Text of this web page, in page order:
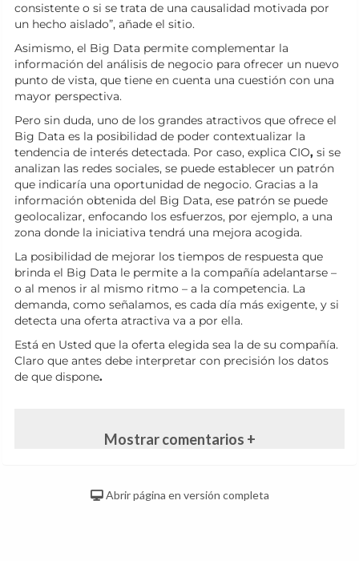
consistente o si se trata de una causalidad motivada por
un hecho aislado”, añade el sitio.
Asimismo, el Big Data permite complementar la
información del análisis de negocio para ofrecer un nuevo
punto de vista, que tiene en cuenta una cuestión con una
mayor perspectiva.
Pero sin duda, uno de los grandes atractivos que ofrece el
Big Data es la posibilidad de poder contextualizar la
tendencia de interés detectada. Por caso, explica CIO, si se
analizan las redes sociales, se puede establecer un patrón
que indicaría una oportunidad de negocio. Gracias a la
información obtenida del Big Data, ese patrón se puede
geolocalizar, enfocando los esfuerzos, por ejemplo, a una
zona donde la iniciativa tendrá una mejora acogida.
La posibilidad de mejorar los tiempos de respuesta que
brinda el Big Data le permite a la compañía adelantarse –
o al menos ir al mismo ritmo – a la competencia. La
demanda, como señalamos, es cada día más exigente, y si
detecta una oferta atractiva va a por ella.
Está en Usted que la oferta elegida sea la de su compañía.
Claro que antes debe interpretar con precisión los datos
de que dispone.
Mostrar comentarios +
Abrir página en versión completa